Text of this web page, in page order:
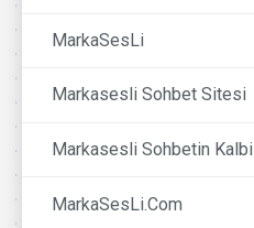
MarkaSesLi
Markasesli Sohbet Sitesi
Markasesli Sohbetin Kalbi
MarkaSesLi.Com